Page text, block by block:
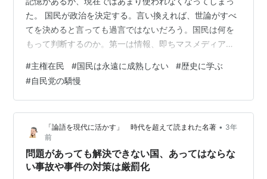
た。 国民が政治を決定する。言い換えれば、世論がすべ
てを決めると言っても過言ではないだろう。国民は何を
もって判断するのか。第一は情報、即ちマスメディアで
しかし、本当に事実？ それが一番大事な視点？ と感じて
いる国民も少なからずいる。メディアの劣化につていは
何回か触れた。本質をついていないことがあまりに多す
ぎるからだ。現代は大人ですらニュースにあまり関心を
示さない。シラケているのかもしれない。それがメディ
アの劣化を招くネガティブなサイクルを作り出し…
#主権在民 #国民は永遠に成熟しない #歴史に学ぶ
#自民党の驕慢
「論語を現代に活かす」 時代を超えて読まれた名著 • 3年
前
問題があっても解決できない国、あってはならな
い事故や事件の対策は厳罰化